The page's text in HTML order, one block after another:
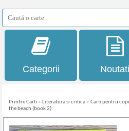
Categorii Noutati
Printre Carti » Literatura si critica »Carti pentru
the beach (book 2)